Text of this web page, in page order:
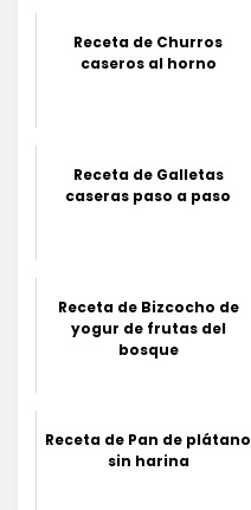
Receta de Churros
caseros al horno
Receta de Galletas
caseras paso a paso
Receta de Bizcocho de
yogur de frutas del
bosque
Receta de Pan de plátano
sin harina